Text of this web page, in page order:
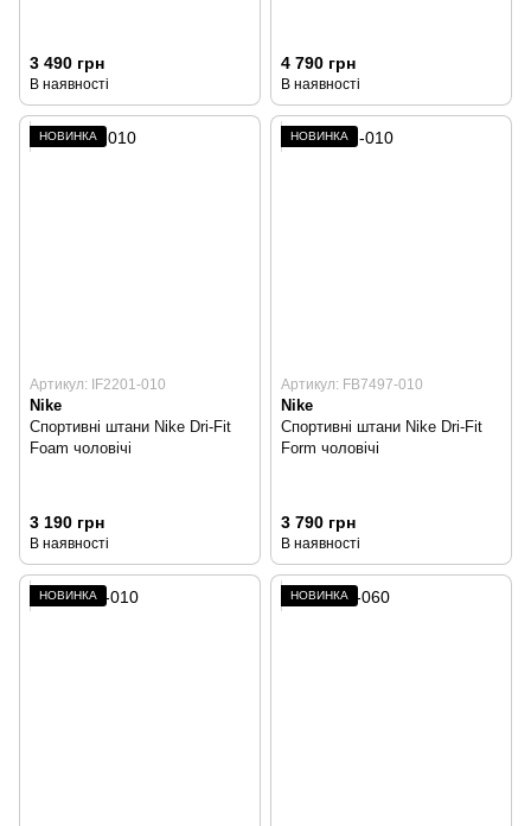
3 490 грн
В наявності
4 790 грн
В наявності
НОВИНКА
Артикул: IF2201-010
Nike
Спортивні штани Nike Dri-Fit
Foam чоловічі
3 190 грн
В наявності
НОВИНКА
Артикул: FB7497-010
Nike
Спортивні штани Nike Dri-Fit
Form чоловічі
3 790 грн
В наявності
НОВИНКА НОВИНКА